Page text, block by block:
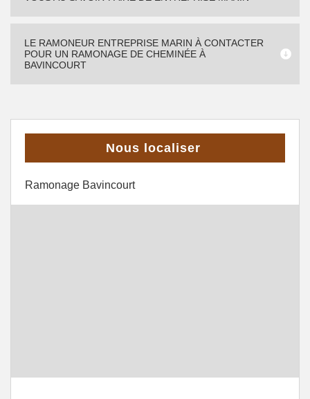
LE RAMONEUR ENTREPRISE MARIN À CONTACTER
POUR UN RAMONAGE DE CHEMINÉE À
BAVINCOURT
Nous localiser
Ramonage Bavincourt